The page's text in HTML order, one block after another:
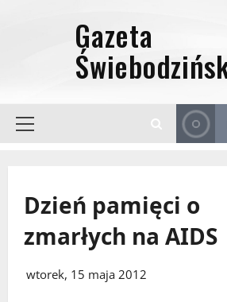
Menu
Dzień pamięci o
zmarłych na AIDS
wtorek, 15 maja 2012